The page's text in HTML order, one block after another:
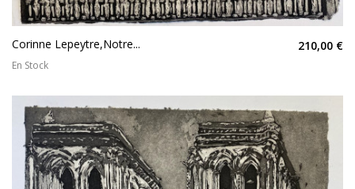
Corinne Lepeytre,Notre... 210,00 €
En Stock